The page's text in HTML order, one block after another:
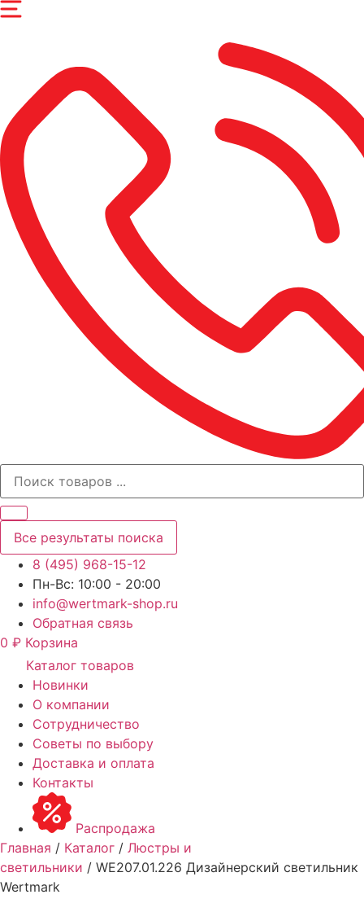
Перейти
Все результаты поиска
8 (495) 968-15-12
Пн-Вс: 10:00 - 20:00
info@wertmark-shop.ru
Обратная связь
0 ₽ Корзина
Каталог товаров
Новинки
О компании
Сотрудничество
Советы по выбору
Доставка и оплата
Контакты
Распродажа
Главная / Каталог / Люстры и
светильники / WE207.01.226 Дизайнерский светильник
Wertmark